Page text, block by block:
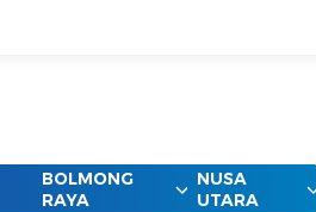
BOLMONG
RAYA
NUSA
UTARA